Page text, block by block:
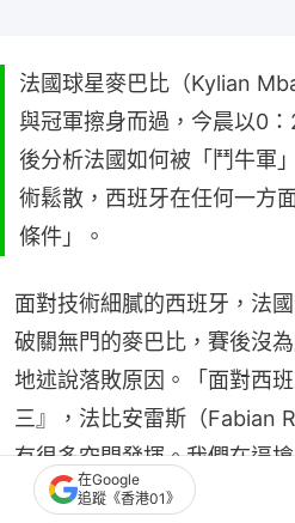
法國球星麥巴比（Kylian
與冠軍擦身而過，今晨以0
後分析法國如何被「鬥牛軍
術鬆散，西班牙在任何一方
條件」。
面對技術細膩的西班牙，法
破關無門的麥巴比，賽後沒
地述說落敗原因。「面對西
三』，法比安雷斯（Fabian
有很多空間發揮。我們在逼
我們應該採用人盯人逼搶，
在Google
追蹤《香港01》